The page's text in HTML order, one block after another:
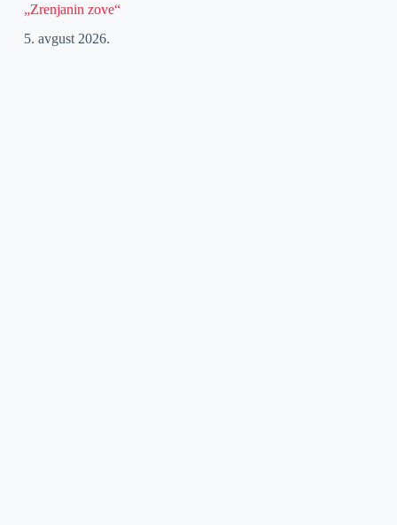
„Zrenjanin zove“
5. avgust 2026.